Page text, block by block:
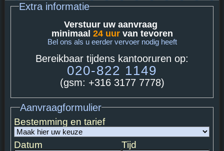
Extra informatie
Verstuur uw aanvraag
minimaal 24 uurvan tevoren
Bel ons als u eerder vervoer nodig heeft
Bereikbaar tijdens kantooruren op:
020-822 1149
(gsm: +316 3177 7778)
Aanvraagformulier
Bestemming en tarief
Datum Tijd